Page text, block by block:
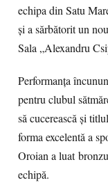
echipa din Satu
și a sărbătorit un
Sala „Alexandru
Performanța
pentru clubul
să cucerească și
forma excelentă a
Oroian a luat
echipă.